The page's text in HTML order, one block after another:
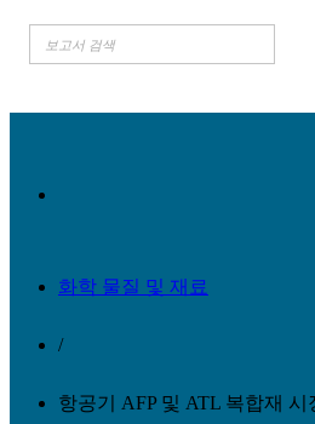
화학 물질 및 재료
/
항공기 AFP 및 ATL 복합재 시